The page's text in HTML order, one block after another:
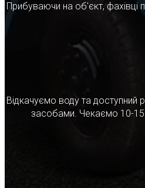
Прибуваючи на об'єкт, фахівці
Відкачуємо воду та
засобами. Чекаємо 10-15